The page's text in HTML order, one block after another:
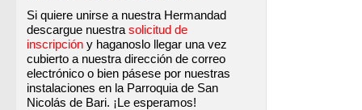
Si quiere unirse a nuestra Hermandad
descargue nuestra solicitud de
inscripción y haganoslo llegar una vez
cubierto a nuestra dirección de correo
electrónico o bien pásese por nuestras
instalaciones en la Parroquia de San
Nicolás de Bari. ¡Le esperamos!